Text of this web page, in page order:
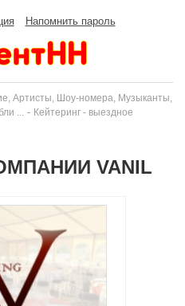
Напомнить пароль
Артисты, Шоу-номера, Музыканты,
...
- Кейтеринг - выездное
VANIL